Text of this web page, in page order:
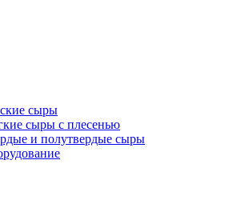
сыры
сыры с плесенью
и полутвердые сыры